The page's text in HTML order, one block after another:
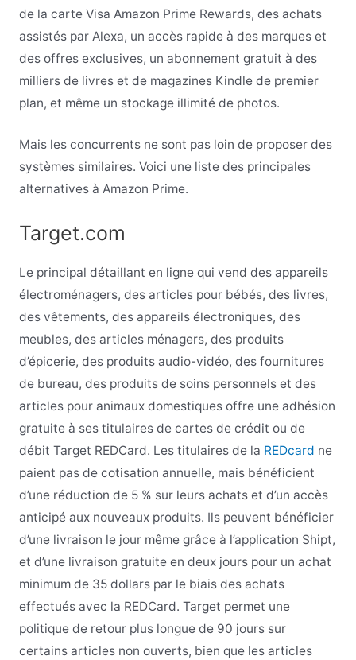
de la carte Visa Amazon Prime Rewards, des achats
assistés par Alexa, un accès rapide à des marques et
des offres exclusives, un abonnement gratuit à des
milliers de livres et de magazines Kindle de premier
plan, et même un stockage illimité de photos.
Mais les concurrents ne sont pas loin de proposer des
systèmes similaires. Voici une liste des principales
alternatives à Amazon Prime.
Target.com
Le principal détaillant en ligne qui vend des appareils
électroménagers, des articles pour bébés, des livres,
des vêtements, des appareils électroniques, des
meubles, des articles ménagers, des produits
d’épicerie, des produits audio-vidéo, des fournitures
de bureau, des produits de soins personnels et des
articles pour animaux domestiques offre une adhésion
gratuite à ses titulaires de cartes de crédit ou de
débit Target REDCard. Les titulaires de la REDcard ne
paient pas de cotisation annuelle, mais bénéficient
d’une réduction de 5 % sur leurs achats et d’un accès
anticipé aux nouveaux produits. Ils peuvent bénéficier
d’une livraison le jour même grâce à l’application Shipt,
et d’une livraison gratuite en deux jours pour un achat
minimum de 35 dollars par le biais des achats
effectués avec la REDCard. Target permet une
politique de retour plus longue de 90 jours sur
certains articles non ouverts, bien que les articles